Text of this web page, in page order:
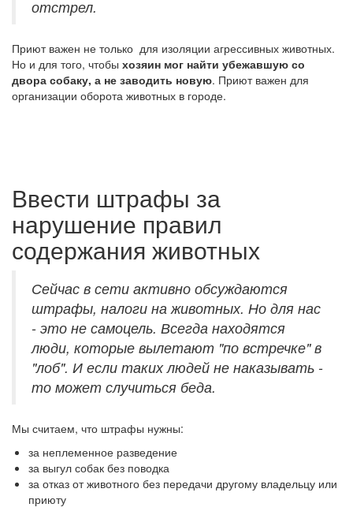
отстрел.
Приют важен не только для изоляции агрессивных животных.
Но и для того, чтобы хозяин мог найти убежавшую со
двора собаку, а не заводить новую. Приют важен для
организации оборота животных в городе.
Ввести штрафы за
нарушение правил
содержания животных
Сейчас в сети активно обсуждаются
штрафы, налоги на животных. Но для нас
- это не самоцель. Всегда находятся
люди, которые вылетают "по встречке" в
"лоб". И если таких людей не наказывать -
то может случиться беда.
Мы считаем, что штрафы нужны:
за неплеменное разведение
за выгул собак без поводка
за отказ от животного без передачи другому владельцу или
приюту